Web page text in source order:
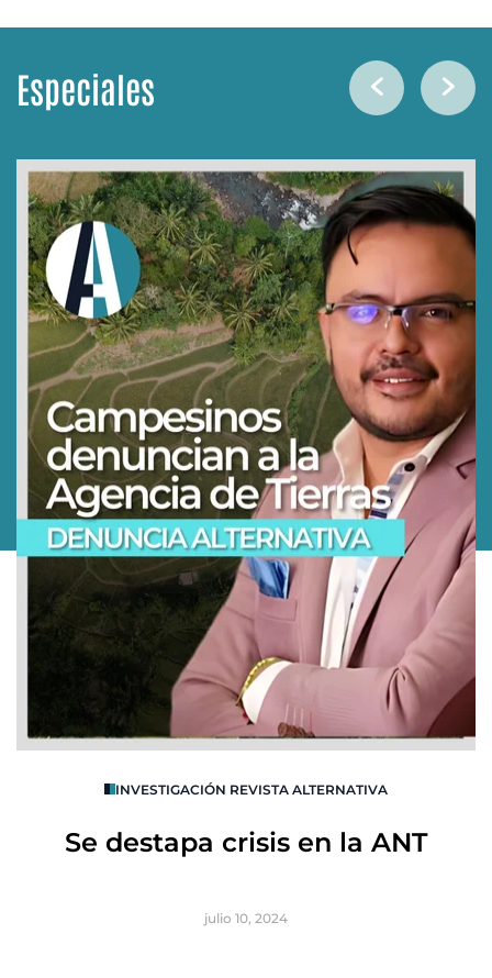
Especiales
INVESTIGACIÓN REVISTA ALTERNATIVA
Se destapa crisis en la ANT
julio 10, 2024